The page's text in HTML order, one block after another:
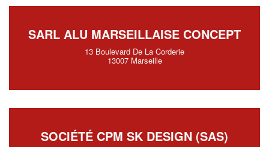
SARL ALU MARSEILLAISE CONCEPT
13 Boulevard De La Corderie
13007 Marseille
SOCIÉTÉ CPM SK DESIGN (SAS)